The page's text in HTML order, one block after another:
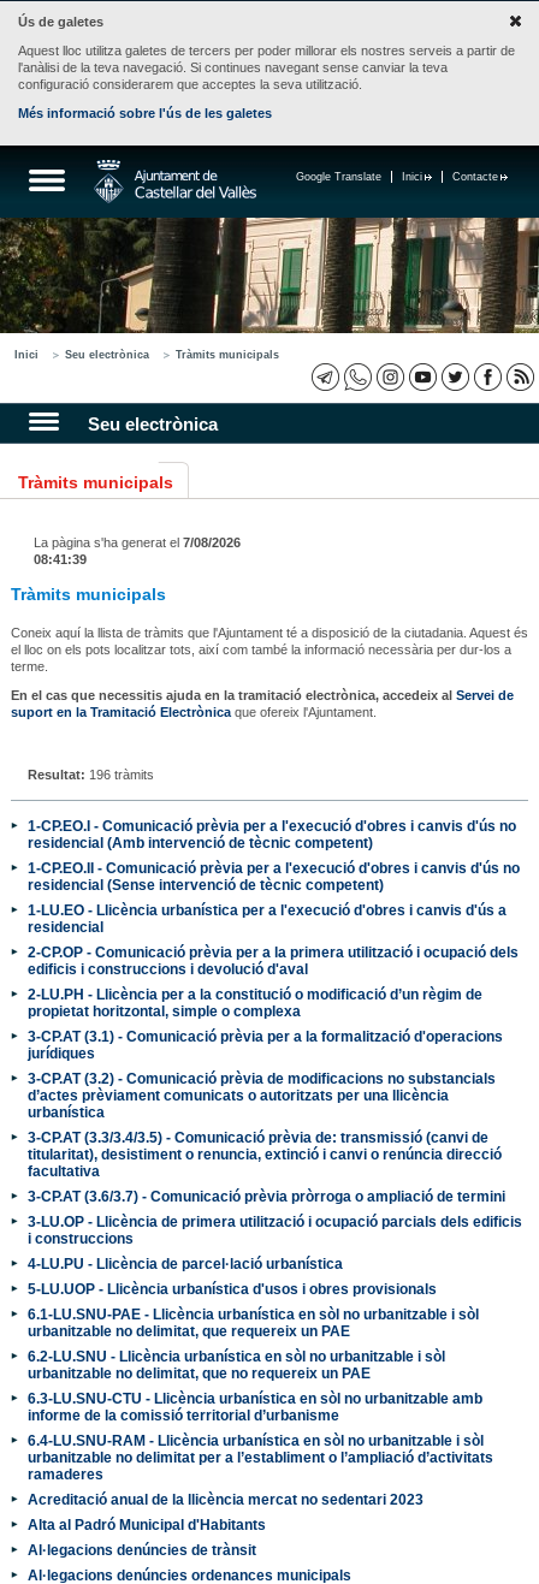
Ús de galetes
Aquest lloc utilitza galetes de tercers per poder millorar els nostres serveis a partir de
l'anàlisi de la teva navegació. Si continues navegant sense canviar la teva
configuració considerarem que acceptes la seva utilització.
Més informació sobre l'ús de les galetes
Contacte
Inici
Google Translate
Inici Seu electrònica Tràmits municipals
Seu electrònica
Tràmits municipals
La pàgina s'ha generat el 7/08/2026
08:41:39
Tràmits municipals
Coneix aquí la llista de tràmits que l'Ajuntament té a disposició de la ciutadania. Aquest és
el lloc on els pots localitzar tots, així com també la informació necessària per dur-los a
terme.
En el cas que necessitis ajuda en la tramitació electrònica, accedeix al Servei de
suport en la Tramitació Electrònicaque ofereix l'Ajuntament.
Resultat: 196 tràmits
1-CP.EO.I - Comunicació prèvia per a l'execució d'obres i canvis d'ús no
residencial (Amb intervenció de tècnic competent)
1-CP.EO.II - Comunicació prèvia per a l'execució d'obres i canvis d'ús no
residencial (Sense intervenció de tècnic competent)
1-LU.EO - Llicència urbanística per a l'execució d'obres i canvis d'ús a
residencial
2-CP.OP - Comunicació prèvia per a la primera utilització i ocupació dels
edificis i construccions i devolució d'aval
2-LU.PH - Llicència per a la constitució o modificació d’un règim de
propietat horitzontal, simple o complexa
3-CP.AT (3.1) - Comunicació prèvia per a la formalització d'operacions
jurídiques
3-CP.AT (3.2) - Comunicació prèvia de modificacions no substancials
d’actes prèviament comunicats o autoritzats per una llicència
urbanística
3-CP.AT (3.3/3.4/3.5) - Comunicació prèvia de: transmissió (canvi de
titularitat), desistiment o renuncia, extinció i canvi o renúncia direcció
facultativa
3-CP.AT (3.6/3.7) - Comunicació prèvia pròrroga o ampliació de termini
3-LU.OP - Llicència de primera utilització i ocupació parcials dels edificis
i construccions
4-LU.PU - Llicència de parcel·lació urbanística
5-LU.UOP - Llicència urbanística d'usos i obres provisionals
6.1-LU.SNU-PAE - Llicència urbanística en sòl no urbanitzable i sòl
urbanitzable no delimitat, que requereix un PAE
6.2-LU.SNU - Llicència urbanística en sòl no urbanitzable i sòl
urbanitzable no delimitat, que no requereix un PAE
6.3-LU.SNU-CTU - Llicència urbanística en sòl no urbanitzable amb
informe de la comissió territorial d’urbanisme
6.4-LU.SNU-RAM - Llicència urbanística en sòl no urbanitzable i sòl
urbanitzable no delimitat per a l’establiment o l’ampliació d’activitats
ramaderes
Acreditació anual de la llicència mercat no sedentari 2023
Alta al Padró Municipal d'Habitants
Al·legacions denúncies de trànsit
Al·legacions denúncies ordenances municipals